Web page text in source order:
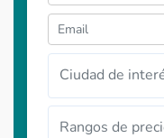
Ciudad de
Rangos de